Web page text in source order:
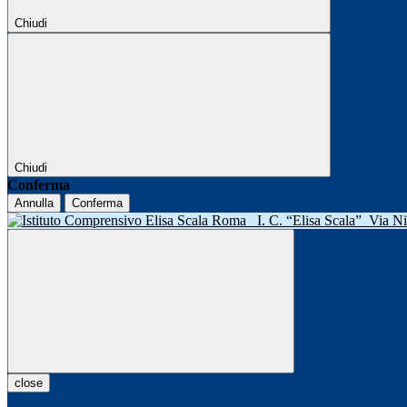
Chiudi
Chiudi
Conferma
Annulla Conferma
I. C. “Elisa Scala” Via
close